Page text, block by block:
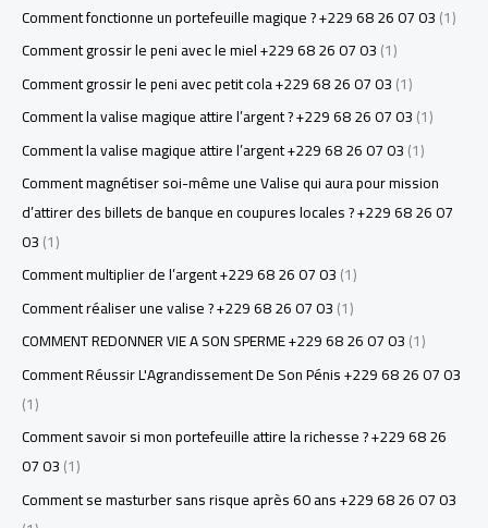
Comment fonctionne un portefeuille magique ? +229 68 26 07 03(1)
Comment grossir le peni avec le miel +229 68 26 07 03(1)
Comment grossir le peni avec petit cola +229 68 26 07 03(1)
Comment la valise magique attire l’argent ? +229 68 26 07 03(1)
Comment la valise magique attire l’argent +229 68 26 07 03(1)
Comment magnétiser soi-même une Valise qui aura pour mission
d’attirer des billets de banque en coupures locales ? +229 68 26 07
03(1)
Comment multiplier de l’argent +229 68 26 07 03(1)
Comment réaliser une valise ? +229 68 26 07 03(1)
COMMENT REDONNER VIE A SON SPERME +229 68 26 07 03(1)
Comment Réussir L'Agrandissement De Son Pénis +229 68 26 07 03
(1)
Comment savoir si mon portefeuille attire la richesse ? +229 68 26
07 03(1)
Comment se masturber sans risque après 60 ans +229 68 26 07 03